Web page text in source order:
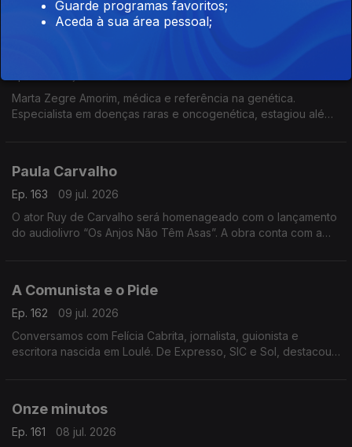
cultura, onde alia inovação, criatividade e impacto no setor
cultural
Marta Zegre Amorim, médica e referência na genética.
Especialista em doenças raras e oncogenética, estagiou além-
Paula Carvalho
Ep. 163
09 jul. 2026
O ator Ruy de Carvalho será homenageado com o lançamento
do audiolivro “Os Anjos Não Têm Asas”. A obra conta com a
A Comunista e o Pide
Ep. 162
09 jul. 2026
Conversamos com Felícia Cabrita, jornalista, guionista e
escritora nascida em Loulé. De Expresso, SIC e Sol, destacou-
Onze minutos
Ep. 161
08 jul. 2026
Guarde programas favoritos;
Aceda à sua área pessoal;